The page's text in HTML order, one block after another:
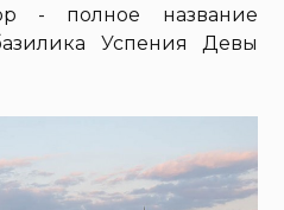
- полное название
Успения Девы